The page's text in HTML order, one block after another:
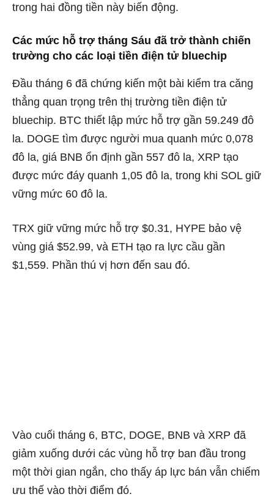
trong hai đồng tiền này biến động.
Các mức hỗ trợ tháng Sáu đã trở thành chiến
trường cho các loại tiền điện tử bluechip
Đầu tháng 6 đã chứng kiến ​​một bài kiểm tra căng
thẳng quan trọng trên thị trường tiền điện tử
bluechip. BTC thiết lập mức hỗ trợ gần 59.249 đô
la. DOGE tìm được người mua quanh mức 0,078
đô la, giá BNB ổn định gần 557 đô la, XRP tạo
được mức đáy quanh 1,05 đô la, trong khi SOL giữ
vững mức 60 đô la.
TRX giữ vững mức hỗ trợ $0.31, HYPE bảo vệ
vùng giá $52.99, và ETH tạo ra lực cầu gần
$1,559. Phần thú vị hơn đến sau đó.
Vào cuối tháng 6, BTC, DOGE, BNB và XRP đã
giảm xuống dưới các vùng hỗ trợ ban đầu trong
một thời gian ngắn, cho thấy áp lực bán vẫn chiếm
ưu thế vào thời điểm đó.